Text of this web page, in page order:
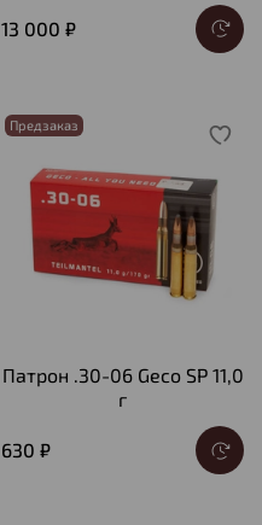
13 000 ₽
Предзаказ
Патрон .30-06 Geco SP 11,0
г
630 ₽